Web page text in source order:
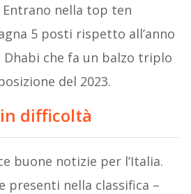
Entrano nella top ten
5 posti rispetto all’anno
Dhabi che fa un balzo triplo
del 2023.
difficoltà
buone notizie per l’Italia.
presenti nella classifica –